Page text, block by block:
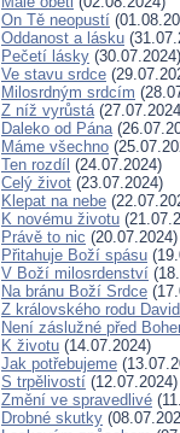
On Tě neopustí
Oddanost a lásku
Pečetí lásky (30.07.2024)
Ve stavu srdce
Milosrdným srdcím
Z níž vyrůstá
Daleko od Pána
Máme všechno
Ten rozdíl (24.07.2024)
Celý život (23.07.2024)
Klepat na nebe
K novému životu
Právě to nic (20.07.2024)
Přitahuje Boží spásu
V Boží milosrdenství
Na bránu Boží Srdce
Z královského rodu
Není záslužné před
K životu (14.07.2024)
Jak potřebujeme
S trpělivostí (12.07.2024)
Změní ve spravedlivé
Drobné skutky